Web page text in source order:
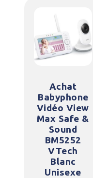
Achat
Babyphone
Vidéo View
Max Safe &
Sound
BM5252
VTech
Blanc
Unisexe